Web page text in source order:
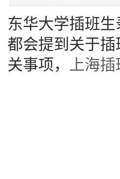
东华大学插班
都会提到关于
关事项， 上海插